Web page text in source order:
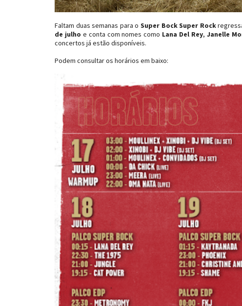
Faltam duas semanas para o Super Bock Super Rock
de julho e conta com nomes como Lana Del Rey, Janelle
concertos já estão disponíveis.
Podem consultar os horários em baixo: